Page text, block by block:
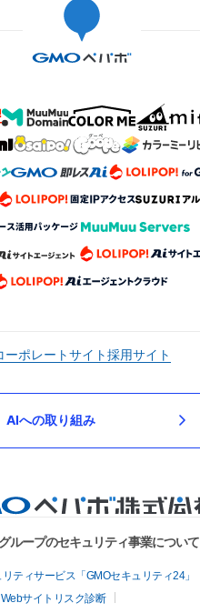
ーポレートサイト採用サイト
AIへの取り組み
ループのセキュリティ事業について
ティサービス「GMOセキュリティ24」
Webサイトリスク診断